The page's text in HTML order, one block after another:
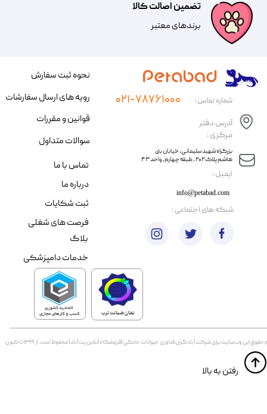
تضمین اصالت کالا
​​برندهای معتبر​​​​​​​
​ایمیل :
آدرس دفتر
مرکزی :
info@petabad.com
​​بزرگراه شهید سلیمانی، خیابان بنی
هاشم پلاک ۲۰۲ ، طبقه چهارم، واحد ۴۳
شماره تماس : ۰۲۱-۷۸۷۶۱۰۰۰
حقوق اين وب‌سايت برای شرکت آبادگران فناوری حیوانات خانگی (فروشگاه آنلاین پت آباد) محفوظ است. از ۱۳۹۹ تا کنون.
​​رفتن به بالا
نحوه ثبت سفارش
رویه های ارسال سفارشات
قوانین و مقررات
سوالات متداول
تماس با ما
درباره ما
ثبت شکایات
فرصت های شغلی
​شبکه های اجتماعی :
بلاگ
خدمات دامپزشکی
نشان ضمانت ترب